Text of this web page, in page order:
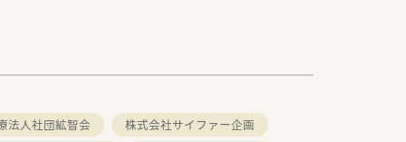
法人社団絋智会
株式会社サイファー企画